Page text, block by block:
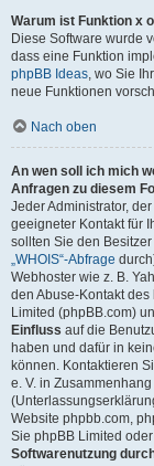
Warum ist Funktion x
Diese Software wurde
dass eine Funktion
phpBB Ideas, wo Sie
neue Funktionen
Nach oben
An wen soll ich mich
Anfragen zu diesem
Jeder Administrator,
geeigneter Kontakt für
sollten Sie den
„WHOIS“-Abfrage
Webhoster wie z. B.
den Abuse-Kontakt
Limited (phpBB.com)
Einfluss auf die
haben und dafür in
können. Kontaktieren
e. V. in
Website phpbb.com,
Sie phpBB Limited
Softwarenutzung